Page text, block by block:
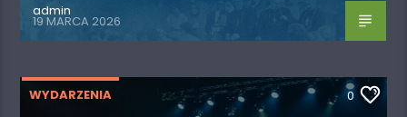
admin
19 MARCA 2026
WYDARZENIA 0